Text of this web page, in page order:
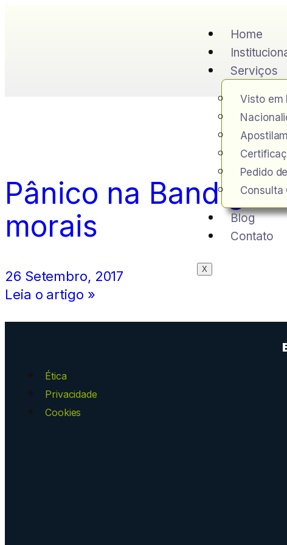
Home
Serviços
Visto em
Pedido
Consulta
Blog
Contato
X
Pânico na Band
morais
26 Setembro, 2017
Leia o artigo »
Ética
Privacidade
Cookies